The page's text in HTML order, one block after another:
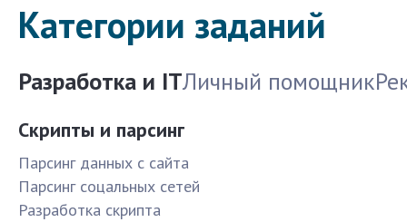
Категории заданий
Разработка и ITЛичный помощник
Скрипты и парсинг
Парсинг данных с сайта
Парсинг соцальных сетей
Разработка скрипта